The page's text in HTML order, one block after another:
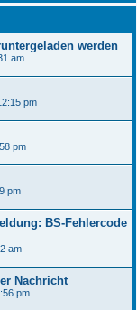
werden
am
pm
pm
pm
BS-Fehlercode
am
Nachricht
pm